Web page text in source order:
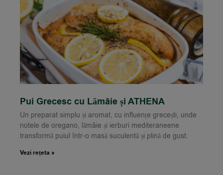
Pui Grecesc cu Lămâie și ATHENA
Un preparat simplu și aromat, cu influențe grecești, unde
notele de oregano, lămâie și ierburi mediteraneene
transformă puiul într-o masă suculentă și plină de gust.
Vezi rețeta »